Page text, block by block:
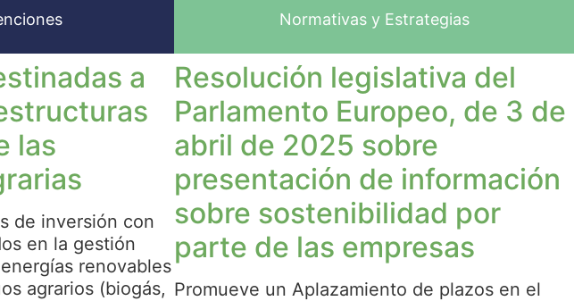
a
las
de inversión con
en la gestión
renovables
agrarios (biogás,
Normativas y Estrategias
Resolución legislativa del
Parlamento Europeo, de 3 de
abril de 2025 sobre
presentación de información
sobre sostenibilidad por
parte de las empresas
Promueve un Aplazamiento de plazos en el